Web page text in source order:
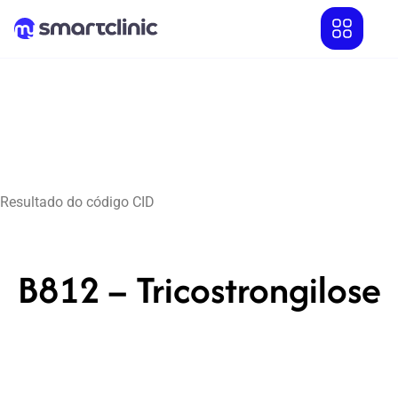
Resultado do código CID
B812 – Tricostrongilose